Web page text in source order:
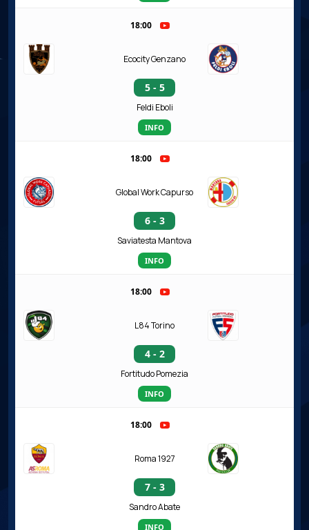
18:00
Ecocity Genzano
5 - 5
Feldi Eboli
INFO
18:00
Global Work Capurso
6 - 3
Saviatesta Mantova
INFO
18:00
L84 Torino
4 - 2
Fortitudo Pomezia
INFO
18:00
Roma 1927
7 - 3
Sandro Abate
INFO